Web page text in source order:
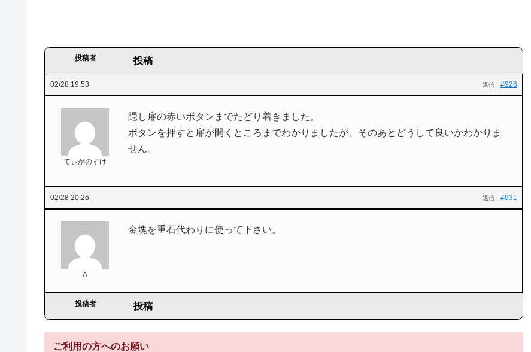
投稿者 投稿
02/28 19:53 #926
返信
てぃがのすけ
隠し扉の赤いボタンまでたどり着きました。
ボタンを押すと扉が開くところまでわかりましたが、そのあとどうして良いかわかりま
せん。
02/28 20:26 #931
返信
A
金塊を重石代わりに使って下さい。
投稿者 投稿
ご利用の方へのお願い